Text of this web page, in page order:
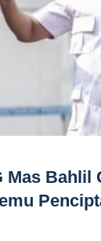
Mas Bahlil